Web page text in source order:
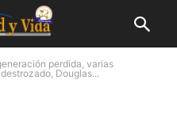
perdida, varias
Douglas...